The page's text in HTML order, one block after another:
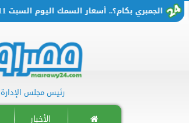
الجمبري بكام؟.. أسعار السمك اليوم السبت 11 أبريل 2026 في الأسواق المصرية
رئيس مجلس الإدارة
الأخبار